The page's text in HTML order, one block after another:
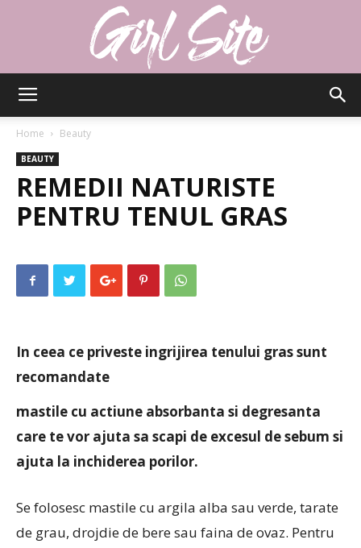
Home Beauty
BEAUTY
REMEDII NATURISTE
PENTRU TENUL GRAS
In ceea ce priveste ingrijirea tenului gras sunt
recomandate
mastile cu actiune absorbanta si degresanta
care te vor ajuta sa scapi de excesul de sebum si
ajuta la inchiderea porilor.
Se folosesc mastile cu argila alba sau verde, tarate
de grau, drojdie de bere sau faina de ovaz. Pentru